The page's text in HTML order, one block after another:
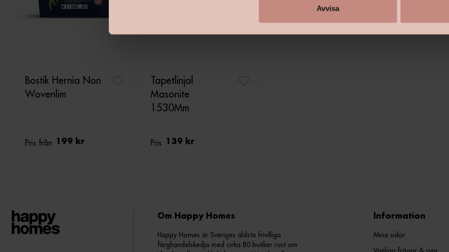
e
s
Avvisa
Bostik Hernia Non
Wovenlim
Pris från 199 kr
Tapetlinjal
Masonite
1530Mm
Pris 139 kr
Om Happy Homes
Happy Homes är Sveriges äldsta frivilliga
färghandelskedja med cirka 80 butiker runt om
Information
Mina sidor